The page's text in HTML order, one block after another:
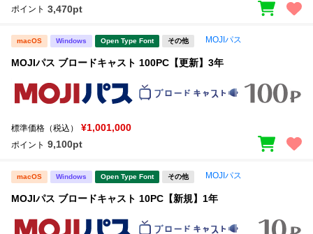
ポイント 3,470pt
macOS Windows Open Type Font その他 MOJIパス
MOJIパス ブロードキャスト 100PC【更新】3年
標準価格（税込） ¥1,001,000
ポイント 9,100pt
macOS Windows Open Type Font その他 MOJIパス
MOJIパス ブロードキャスト 10PC【新規】1年